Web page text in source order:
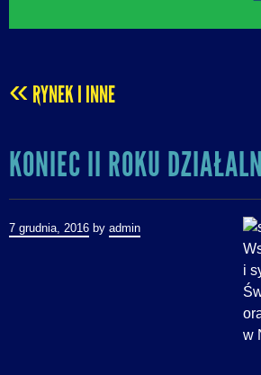
POST
NAVIGATION
« RYNEK I INNE
KONIEC II ROKU
7 grudnia, 2016 by admin
i
w